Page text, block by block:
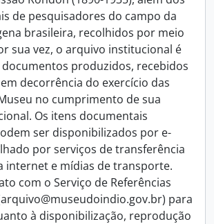
de pesquisadores do campo da
brasileira, recolhidos por meio
sua vez, o arquivo institucional é
produzidos, recebidos
decorrência do exercício das
no cumprimento de sua
Os itens documentais
ser disponibilizados por e-
por serviços de transferência
internet e mídias de transporte.
com o Serviço de Referências
para
à disponibilização, reprodução